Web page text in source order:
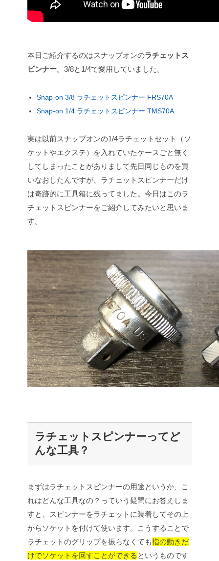
本日ご紹介するのはスナップオンのラチェットス
ピンナー。3/8と1/4で愛用していました。
Snap-on 3/8 ラチェットスピンナー FRS70A
Snap-on 1/4 ラチェットスピンナー TMS70A
実は以前スナップオンの1/4ラチェットセット（ソ
ケットやエクステ）を入れていたケースごと無く
してしまったことがありまして先日同じものを買
いなおしたんですが、ラチェットスピンナーだけ
は奇跡的に工具箱に残ってました。今日はこのラ
チェットスピンナーをご紹介してみたいと思いま
す。
ラチェットスピンナーってど
んな工具？
まずはラチェットスピンナーの用途というか、こ
れはどんな工具なの？っていう疑問にお答えしま
すと、スピンナーをラチェットに装着してその上
からソケットを付けて使います。こうすることで
ラチェットのグリップを振らなくても指の動きだ
けでソケットを回すことができる というものです